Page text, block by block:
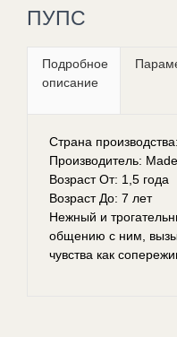
ПУПС
Подробное
описание
Страна
Производитель:
Возраст От: 1,5 года
Возраст До: 7 лет
Нежный и
общению с ним,
чувства как